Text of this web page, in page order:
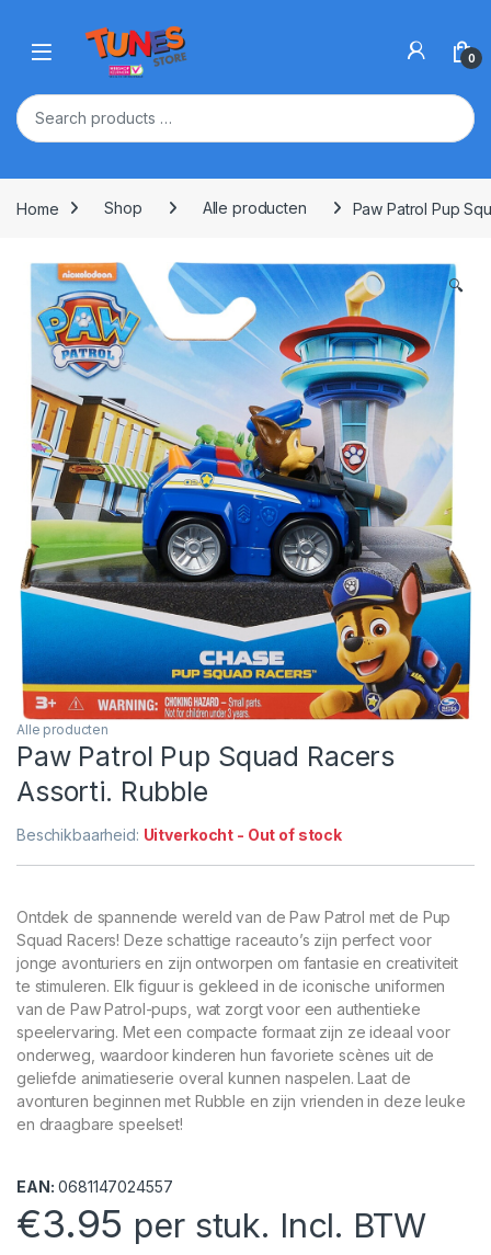
Open 0
Home Shop Alle producten Paw Patrol Pup
🔍
Alle producten
Paw Patrol Pup Squad Racers
Assorti. Rubble
Beschikbaarheid: Uitverkocht - Out of stock
Ontdek de spannende wereld van de Paw Patrol met de Pup
Squad Racers! Deze schattige raceauto’s zijn perfect voor
jonge avonturiers en zijn ontworpen om fantasie en creativiteit
te stimuleren. Elk figuur is gekleed in de iconische uniformen
van de Paw Patrol-pups, wat zorgt voor een authentieke
speelervaring. Met een compacte formaat zijn ze ideaal voor
onderweg, waardoor kinderen hun favoriete scènes uit de
geliefde animatieserie overal kunnen naspelen. Laat de
avonturen beginnen met Rubble en zijn vrienden in deze leuke
en draagbare speelset!
EAN: 0681147024557
€3.95 per stuk. Incl. BTW